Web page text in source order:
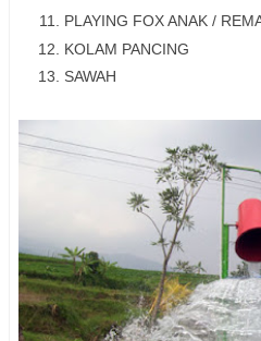
PLAYING FOX ANAK /
KOLAM PANCING
SAWAH